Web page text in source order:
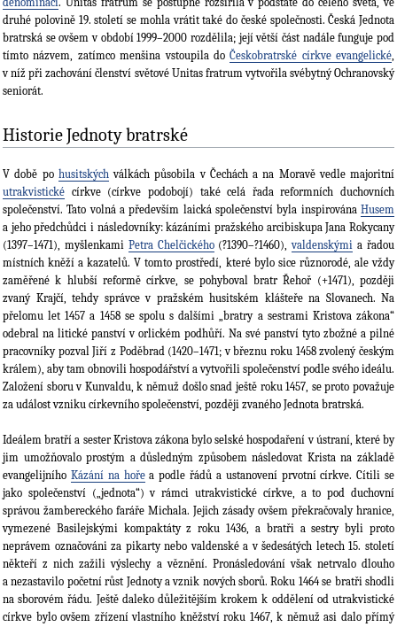
druhé polovině 19. století se mohla vrátit také do české společnosti. Česká Jednota
bratrská se ovšem v období 1999–2000 rozdělila; její větší část nadále funguje pod
tímto názvem, zatímco menšina vstoupila doČeskobratrské církve evangelické
v níž při zachování členství světové Unitas fratrum vytvořila svébytný Ochranovský
seniorát.
Historie Jednoty bratrské
V době po husitskýchválkách působila v Čechách a na Moravě vedle majoritní
utrakvistické círk­ve (církve podobojí) také celá řada reformních duchovních
společen­ství. Tato volná a přede­vším laická společenství byla inspirována Husem
a jeho předchůdci i následovníky: kázáními pražského arcibiskupa Jana Rokycany
(1397–1471), myšlenkami Petra Chelčického(?1390–?1460),valdenskými a řadou
místních kněží a kazatelů. V tomto prostředí, které bylo sice různorodé, ale vždy
zaměřené k hlubší reformě církve, se pohyboval bratr Řehoř (+1471), později
zvaný Krajčí, tehdy správ­ce v pražském husitském klášteře na Slovanech. Na
přelomu let 1457 a 1458 se spolu s další­mi „bratry a sestrami Kristova zákona“
odebral na litické panství v orlickém podhůří. Na své panství tyto zbožné a pilné
pracovníky pozval Jiří z Poděbrad (1420–1471; v březnu roku 1458 zvolený českým
králem), aby tam ob­novili hospodářství a vytvo­řili společenství podle svého ideálu.
Založení sboru v Kunvaldu, k němuž došlo snad ještě roku 1457, se proto považuje
za událost vzniku církevního spole­čenství, později zvaného Jednota bratrská.
Ideálem bratří a sester Kristova zákona bylo selské hospodaření v ústraní, které by
jim umožňovalo prostým a důsledným způsobem následovat Krista na základě
evangelijního Kázání na hořea podle řádů a ustanovení prvotní církve. Cítili se
jako společenství („jednota“) v rámci utrakvistické církve, a to pod duchovní
správou žambereckého faráře Michala. Jejich zásady ovšem překračovaly hranice,
vymezené Basilejskými kompaktáty z roku 1436, a bratři a sestry byli proto
neprávem označováni za pikarty nebo val­denské a v šedesátých letech 15. století
někteří z nich zažili výslechy a věznění. Pronásledování však netrvalo dlouho
a nezastavilo početní růst Jednoty a vznik nových sborů. Roku 1464 se bratři shodli
na sborovém řádu. Ještě daleko důležitějším krokem k oddělení od utrakvistické
církve bylo ovšem zřízení vlastního kněžství roku 1467, k němuž asi dalo přímý